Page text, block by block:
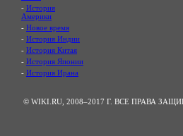
- История
Америки
- Новое время
- История Индии
- История Китая
- История Японии
- История Ирана
© WIKI.RU, 2008–2017 Г. ВСЕ ПРАВА